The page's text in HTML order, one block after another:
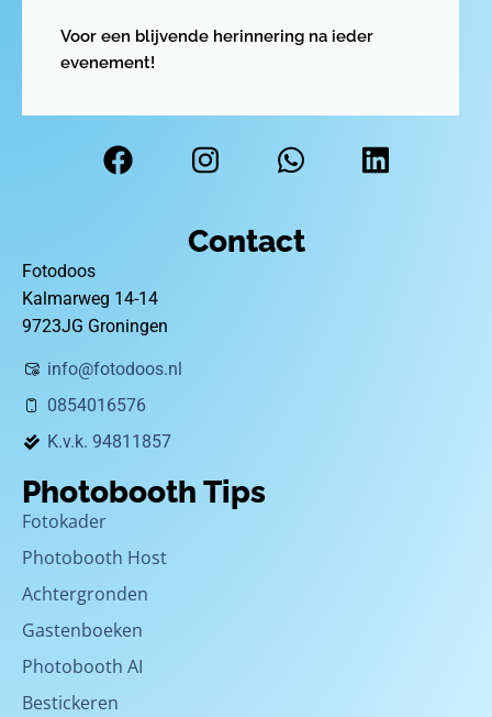
Voor een blijvende herinnering na ieder
evenement!
Contact
Fotodoos
Kalmarweg 14-14
9723JG Groningen
info@fotodoos.nl
0854016576
K.v.k. 94811857
Photobooth Tips
Fotokader
Photobooth Host
Achtergronden
Gastenboeken
Photobooth AI
Bestickeren